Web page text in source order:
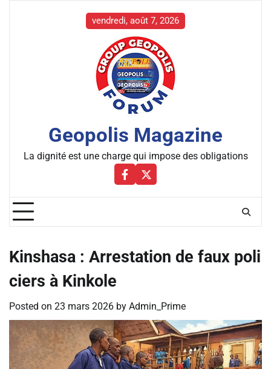
vendredi, août 7, 2026
Geopolis Magazine
La dignité est une charge qui impose des obligations
Facebbok
X
Kinshasa : Arrestation de faux poli
ciers à Kinkole
Posted on 23 mars 2026 by Admin_Prime